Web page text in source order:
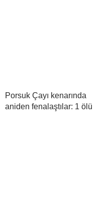
Porsuk Çayı kenarında
aniden fenalaştılar: 1 ölü